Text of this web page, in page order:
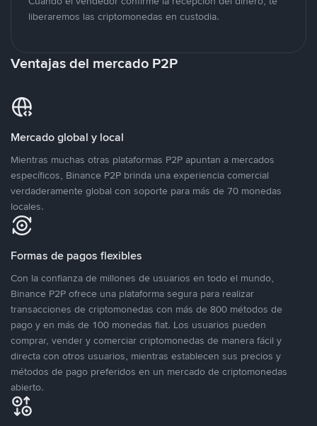
liberaremos las criptomonedas en custodia.
Ventajas del mercado P2P
Mercado global y local
Mientras muchas otras plataformas P2P apuntan a mercados
específicos, Binance P2P brinda una experiencia comercial
verdaderamente global con soporte para más de 70 monedas
locales.
Formas de pagos flexibles
Con la confianza de millones de usuarios en todo el mundo,
Binance P2P ofrece una plataforma segura para realizar
transacciones de criptomonedas con más de 800 métodos de
pago y en más de 100 monedas fiat. Los usuarios pueden
comprar, vender y comerciar criptomonedas de manera fácil y
directa con otros usuarios, mientras establecen sus precios y
métodos de pago preferidos en un mercado de criptomonedas
abierto.